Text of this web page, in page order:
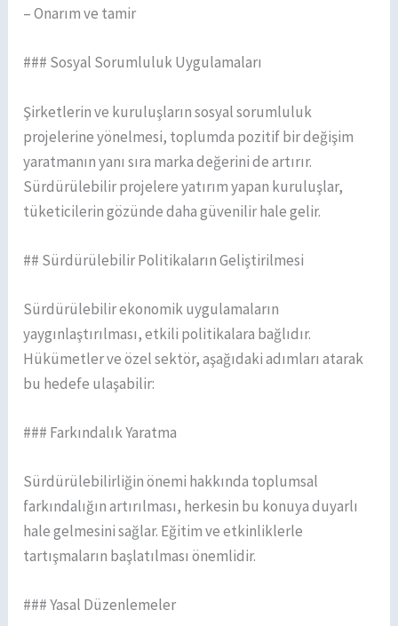
– Onarım ve tamir
### Sosyal Sorumluluk Uygulamaları
Şirketlerin ve kuruluşların sosyal sorumluluk
projelerine yönelmesi, toplumda pozitif bir değişim
yaratmanın yanı sıra marka değerini de artırır.
Sürdürülebilir projelere yatırım yapan kuruluşlar,
tüketicilerin gözünde daha güvenilir hale gelir.
## Sürdürülebilir Politikaların Geliştirilmesi
Sürdürülebilir ekonomik uygulamaların
yaygınlaştırılması, etkili politikalara bağlıdır.
Hükümetler ve özel sektör, aşağıdaki adımları atarak
bu hedefe ulaşabilir:
### Farkındalık Yaratma
Sürdürülebilirliğin önemi hakkında toplumsal
farkındalığın artırılması, herkesin bu konuya duyarlı
hale gelmesini sağlar. Eğitim ve etkinliklerle
tartışmaların başlatılması önemlidir.
### Yasal Düzenlemeler